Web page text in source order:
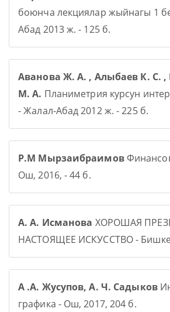
боюнча лекциялар жыйнагы 1
Абад 2013 ж. - 125 б.
Аванова Ж. А. , Алыбаев К. С.
М. А. Планиметрия курсун
- Жалал-Абад 2012 ж. - 225 б.
Р.М Мырзаибраимов
Ош, 2016, - 44 б.
А. А. Исманова ХОРОШАЯ
НАСТОЯЩЕЕ ИСКУССТВО -
А .А. Жусупов, А. Ч. Садыков
графика - Ош, 2017, 204 б.